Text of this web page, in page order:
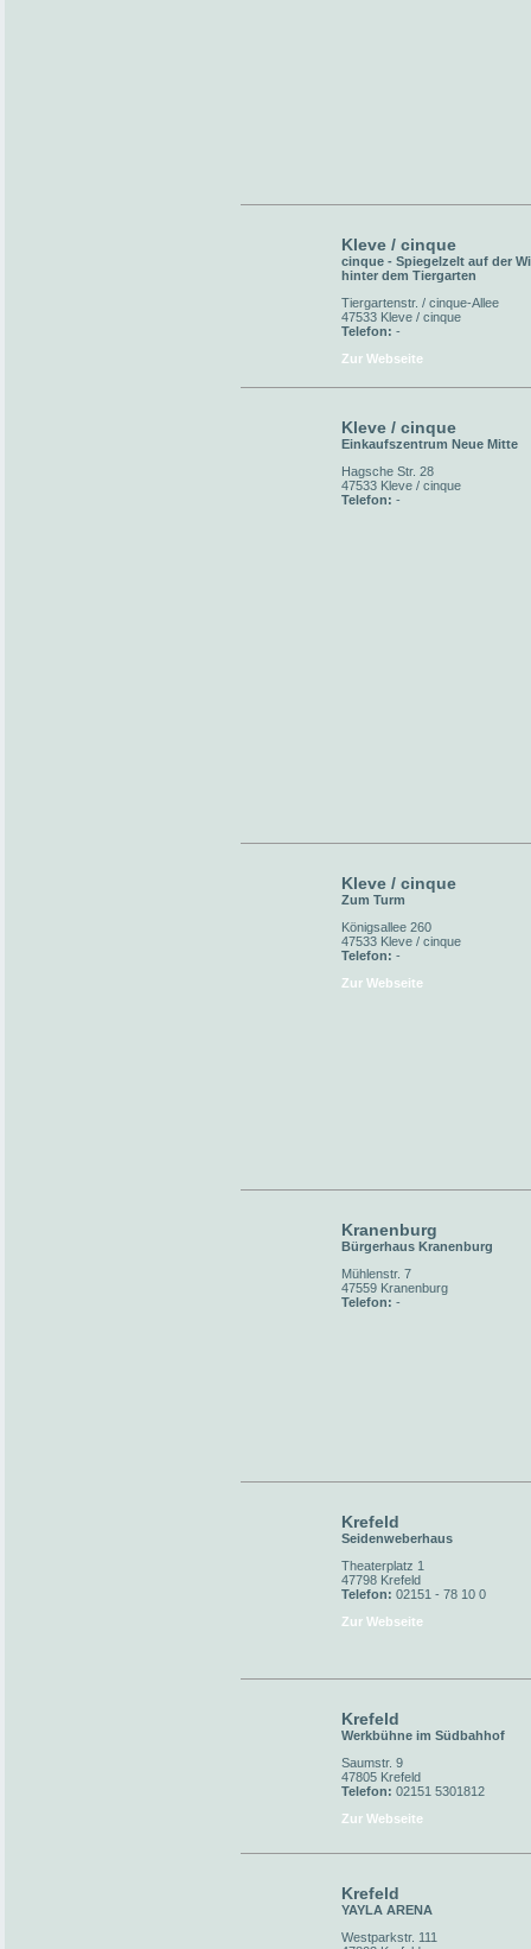
Kleve / cinque
cinque - Spiegelzelt auf der
hinter dem Tiergarten
Tiergartenstr. / cinque-Allee
47533 Kleve / cinque
Telefon: -
Zur Webseite
Kleve / cinque
Einkaufszentrum Neue Mitte
Hagsche Str. 28
47533 Kleve / cinque
Telefon: -
Kleve / cinque
Zum Turm
Königsallee 260
47533 Kleve / cinque
Telefon: -
Zur Webseite
Kranenburg
Bürgerhaus Kranenburg
Mühlenstr. 7
47559 Kranenburg
Telefon: -
Krefeld
Seidenweberhaus
Theaterplatz 1
47798 Krefeld
Telefon: 02151 - 78 10 0
Zur Webseite
Krefeld
Werkbühne im Südbahhof
Saumstr. 9
47805 Krefeld
Telefon: 02151 5301812
Zur Webseite
Krefeld
YAYLA ARENA
Westparkstr. 111